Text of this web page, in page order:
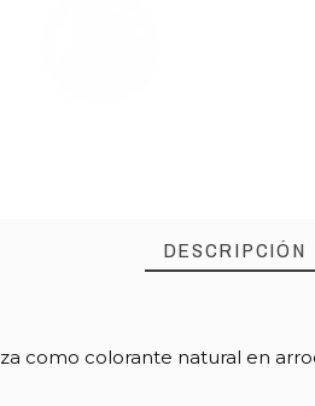
DESCRIPCIÓN
como colorante natural en